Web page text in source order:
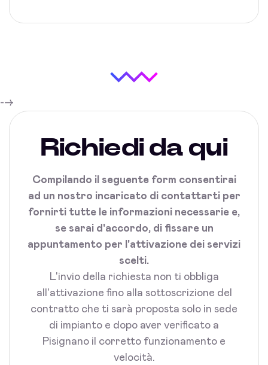
-->
Richiedi da qui
Compilando il seguente form consentirai
ad un nostro incaricato di contattarti per
fornirti tutte le informazioni necessarie e,
se sarai d'accordo, di fissare un
appuntamento per l'attivazione dei servizi
scelti.
L'invio della richiesta non ti obbliga
all'attivazione fino alla sottoscrizione del
contratto che ti sarà proposta solo in sede
di impianto e dopo aver verificato a
Pisignano il corretto funzionamento e
velocità.